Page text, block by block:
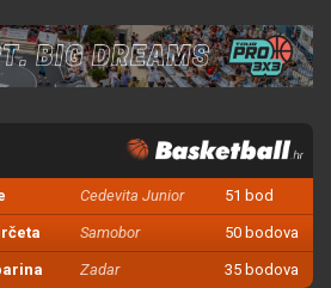
Cedevita Junior 51 bod
Samobor 50 bodova
Zadar 35 bodova